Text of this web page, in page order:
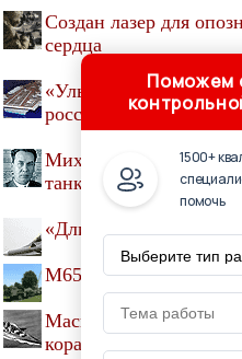
Создан лазер для
сердца
«Ульяновск»:
российского авианосца
Михаил Кошкин,
танка Т-34
«Длинная рука»
M65 Atomic Annie.
Маскировка
корабля «отравила»
Поможем
1500+
помочь